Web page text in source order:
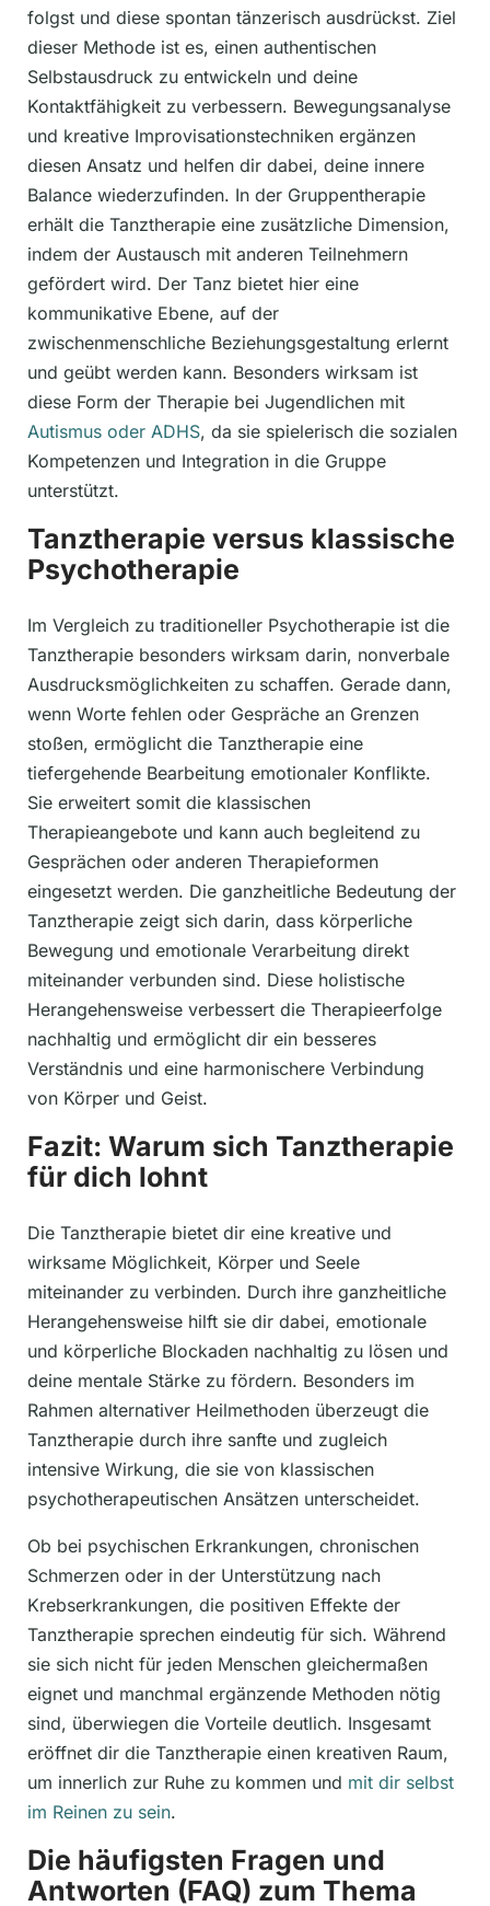
folgst und diese spontan tänzerisch ausdrückst. Ziel
dieser Methode ist es, einen authentischen
Selbstausdruck zu entwickeln und deine
Kontaktfähigkeit zu verbessern. Bewegungsanalyse
und kreative Improvisationstechniken ergänzen
diesen Ansatz und helfen dir dabei, deine innere
Balance wiederzufinden. In der Gruppentherapie
erhält die Tanztherapie eine zusätzliche Dimension,
indem der Austausch mit anderen Teilnehmern
gefördert wird. Der Tanz bietet hier eine
kommunikative Ebene, auf der
zwischenmenschliche Beziehungsgestaltung erlernt
und geübt werden kann. Besonders wirksam ist
diese Form der Therapie bei Jugendlichen mit
Autismus oder ADHS, da sie spielerisch die sozialen
Kompetenzen und Integration in die Gruppe
unterstützt.
Tanztherapie versus klassische
Psychotherapie
Im Vergleich zu traditioneller Psychotherapie ist die
Tanztherapie besonders wirksam darin, nonverbale
Ausdrucksmöglichkeiten zu schaffen. Gerade dann,
wenn Worte fehlen oder Gespräche an Grenzen
stoßen, ermöglicht die Tanztherapie eine
tiefergehende Bearbeitung emotionaler Konflikte.
Sie erweitert somit die klassischen
Therapieangebote und kann auch begleitend zu
Gesprächen oder anderen Therapieformen
eingesetzt werden. Die ganzheitliche Bedeutung der
Tanztherapie zeigt sich darin, dass körperliche
Bewegung und emotionale Verarbeitung direkt
miteinander verbunden sind. Diese holistische
Herangehensweise verbessert die Therapieerfolge
nachhaltig und ermöglicht dir ein besseres
Verständnis und eine harmonischere Verbindung
von Körper und Geist.
Fazit: Warum sich Tanztherapie
für dich lohnt
Die Tanztherapie bietet dir eine kreative und
wirksame Möglichkeit, Körper und Seele
miteinander zu verbinden. Durch ihre ganzheitliche
Herangehensweise hilft sie dir dabei, emotionale
und körperliche Blockaden nachhaltig zu lösen und
deine mentale Stärke zu fördern. Besonders im
Rahmen alternativer Heilmethoden überzeugt die
Tanztherapie durch ihre sanfte und zugleich
intensive Wirkung, die sie von klassischen
psychotherapeutischen Ansätzen unterscheidet.
Ob bei psychischen Erkrankungen, chronischen
Schmerzen oder in der Unterstützung nach
Krebserkrankungen, die positiven Effekte der
Tanztherapie sprechen eindeutig für sich. Während
sie sich nicht für jeden Menschen gleichermaßen
eignet und manchmal ergänzende Methoden nötig
sind, überwiegen die Vorteile deutlich. Insgesamt
eröffnet dir die Tanztherapie einen kreativen Raum,
um innerlich zur Ruhe zu kommen und mit dir selbst
im Reinen zu sein.
Die häufigsten Fragen und
Antworten (FAQ) zum Thema